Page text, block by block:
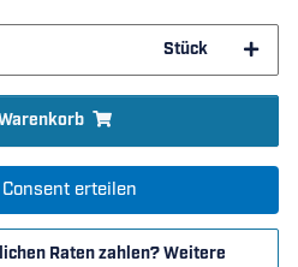
Stück
Consent erteilen
Raten zahlen?Weitere